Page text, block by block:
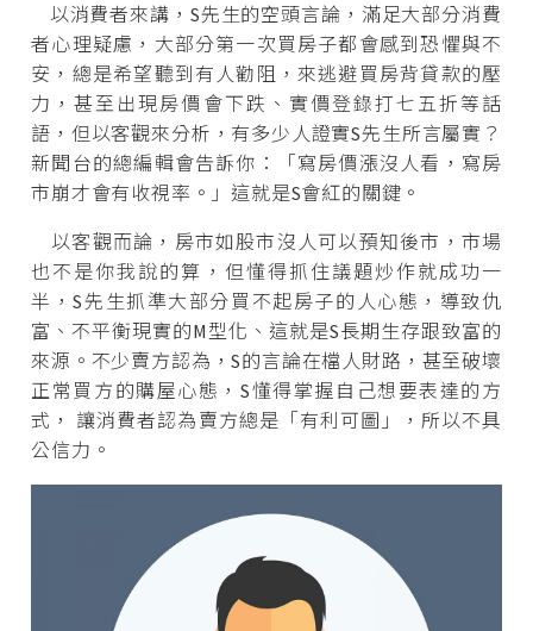
以消費者來講，S先生的空頭言論，滿足大部分消費
者心理疑慮，大部分第一次買房子都會感到恐懼與不
安，總是希望聽到有人勸阻，來逃避買房背貸款的壓
力，甚至出現房價會下跌、實價登錄打七五折等話
語，但以客觀來分析，有多少人證實S先生所言屬實？
新聞台的總編輯會告訴你：「寫房價漲沒人看，寫房
市崩才會有收視率。」這就是S會紅的關鍵。
以客觀而論，房市如股市沒人可以預知後市，市場
也不是你我說的算，但懂得抓住議題炒作就成功一
半，S先生抓準大部分買不起房子的人心態，導致仇
富、不平衡現實的M型化、這就是S長期生存跟致富的
來源。不少賣方認為，S的言論在檔人財路，甚至破壞
正常買方的購屋心態，S懂得掌握自己想要表達的方
式， 讓消費者認為賣方總是「有利可圖」，所以不具
公信力。